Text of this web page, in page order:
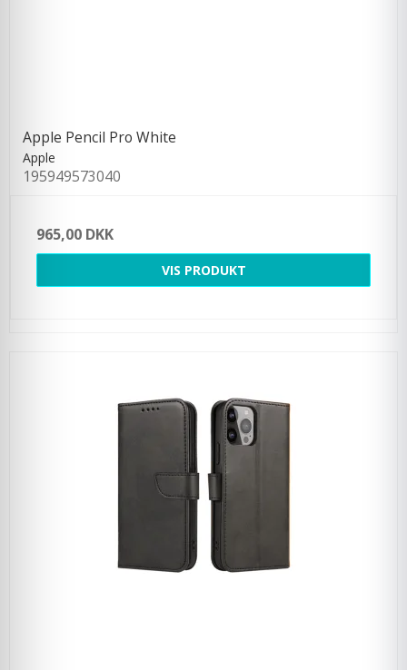
Apple Pencil Pro White
Apple
195949573040
965,00 DKK
VIS PRODUKT